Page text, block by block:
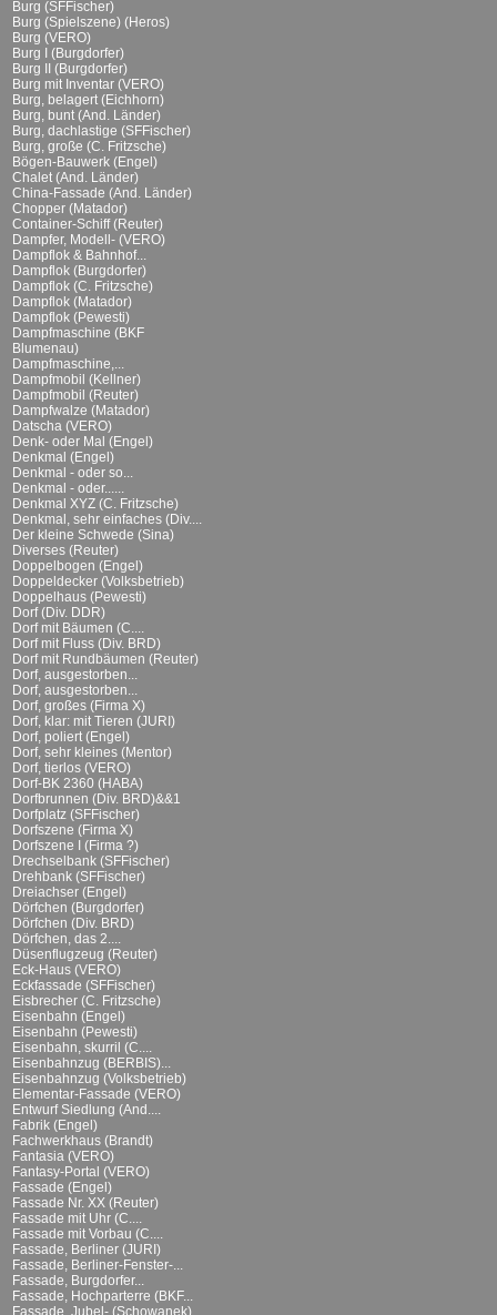
Burg (SFFischer)
Burg (Spielszene) (Heros)
Burg (VERO)
Burg I (Burgdorfer)
Burg II (Burgdorfer)
Burg mit Inventar (VERO)
Burg, belagert (Eichhorn)
Burg, bunt (And. Länder)
Burg, dachlastige (SFFischer)
Burg, große (C. Fritzsche)
Bögen-Bauwerk (Engel)
Chalet (And. Länder)
China-Fassade (And. Länder)
Chopper (Matador)
Container-Schiff (Reuter)
Dampfer, Modell- (VERO)
Dampflok & Bahnhof...
Dampflok (Burgdorfer)
Dampflok (C. Fritzsche)
Dampflok (Matador)
Dampflok (Pewesti)
Dampfmaschine (BKF
Blumenau)
Dampfmaschine,...
Dampfmobil (Kellner)
Dampfmobil (Reuter)
Dampfwalze (Matador)
Datscha (VERO)
Denk- oder Mal (Engel)
Denkmal (Engel)
Denkmal - oder so...
Denkmal - oder......
Denkmal XYZ (C. Fritzsche)
Denkmal, sehr einfaches (Div....
Der kleine Schwede (Sina)
Diverses (Reuter)
Doppelbogen (Engel)
Doppeldecker (Volksbetrieb)
Doppelhaus (Pewesti)
Dorf (Div. DDR)
Dorf mit Bäumen (C....
Dorf mit Fluss (Div. BRD)
Dorf mit Rundbäumen (Reuter)
Dorf, ausgestorben...
Dorf, ausgestorben...
Dorf, großes (Firma X)
Dorf, klar: mit Tieren (JURI)
Dorf, poliert (Engel)
Dorf, sehr kleines (Mentor)
Dorf, tierlos (VERO)
Dorf-BK 2360 (HABA)
Dorfbrunnen (Div. BRD)&&1
Dorfplatz (SFFischer)
Dorfszene (Firma X)
Dorfszene I (Firma ?)
Drechselbank (SFFischer)
Drehbank (SFFischer)
Dreiachser (Engel)
Dörfchen (Burgdorfer)
Dörfchen (Div. BRD)
Dörfchen, das 2....
Düsenflugzeug (Reuter)
Eck-Haus (VERO)
Eckfassade (SFFischer)
Eisbrecher (C. Fritzsche)
Eisenbahn (Engel)
Eisenbahn (Pewesti)
Eisenbahn, skurril (C....
Eisenbahnzug (BERBIS)...
Eisenbahnzug (Volksbetrieb)
Elementar-Fassade (VERO)
Entwurf Siedlung (And....
Fabrik (Engel)
Fachwerkhaus (Brandt)
Fantasia (VERO)
Fantasy-Portal (VERO)
Fassade (Engel)
Fassade Nr. XX (Reuter)
Fassade mit Uhr (C....
Fassade mit Vorbau (C....
Fassade, Berliner (JURI)
Fassade, Berliner-Fenster-...
Fassade, Burgdorfer...
Fassade, Hochparterre (BKF...
Fassade, Jubel- (Schowanek)